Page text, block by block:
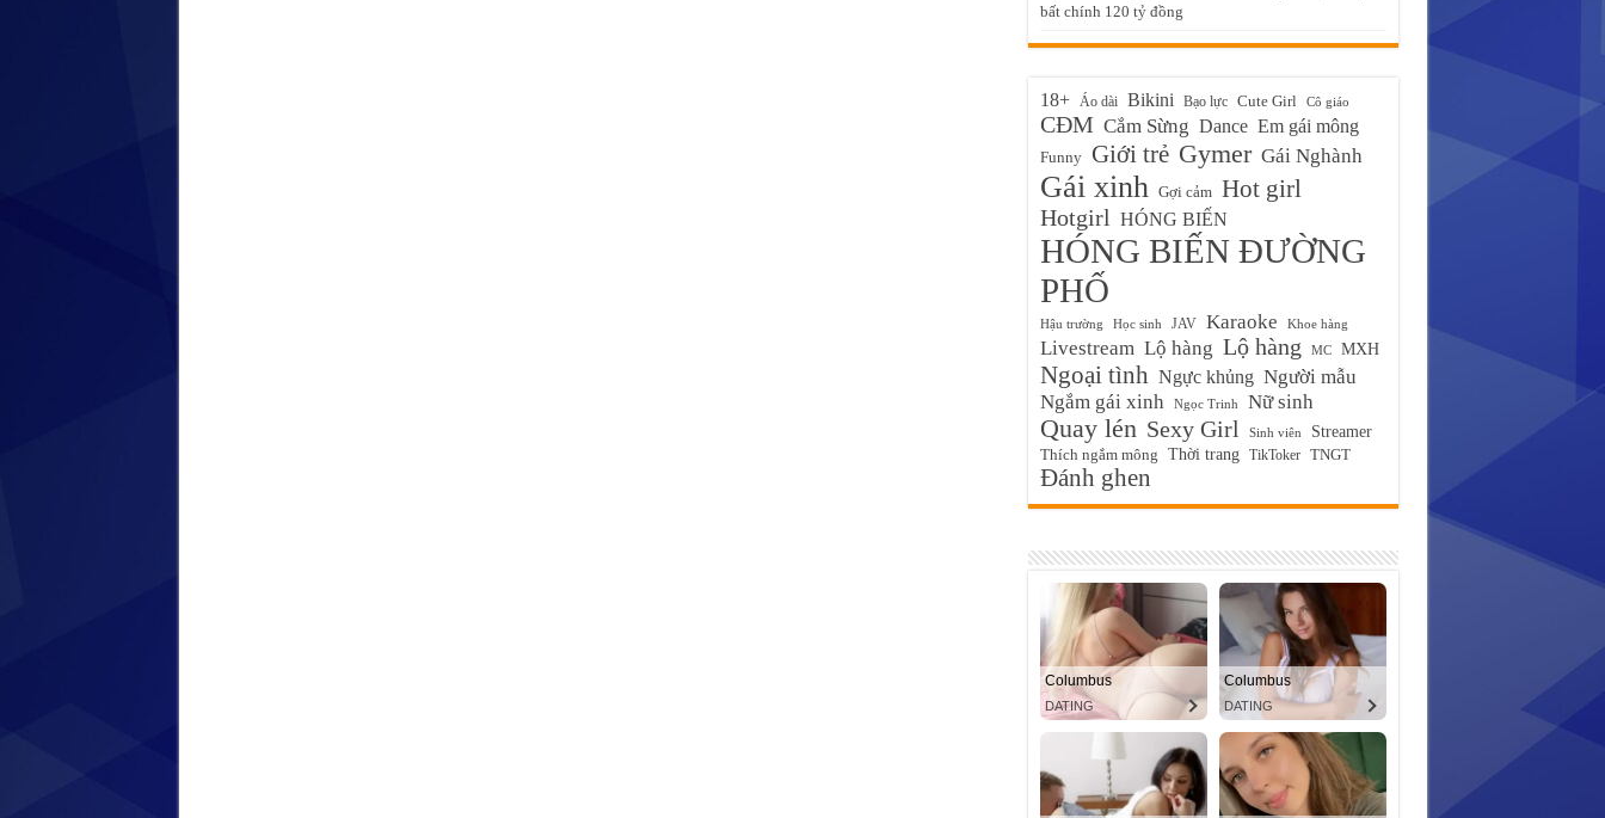
bất chính 120 tỷ đồng
18+ Áo dài Bikini Bạo lực Cute Girl Cô giáo
CĐM Cắm Sừng Dance Em gái mông
Funny Giới trẻ Gymer Gái Nghành
Gái xinh Gợi cảm Hot girl
Hotgirl HÓNG BIẾN
HÓNG BIẾN ĐƯỜNG
PHỐ
Hậu trường Học sinh JAV Karaoke Khoe hàng
Livestream Lộ hàng Lộ hàng MC MXH
Ngoại tình Ngực khủng Người mẫu
Ngắm gái xinh
Ngọc Trinh Nữ sinh
Quay lén Sexy Girl Sinh viên Streamer
Thích ngắm mông Thời trang TikToker TNGT
Đánh ghen